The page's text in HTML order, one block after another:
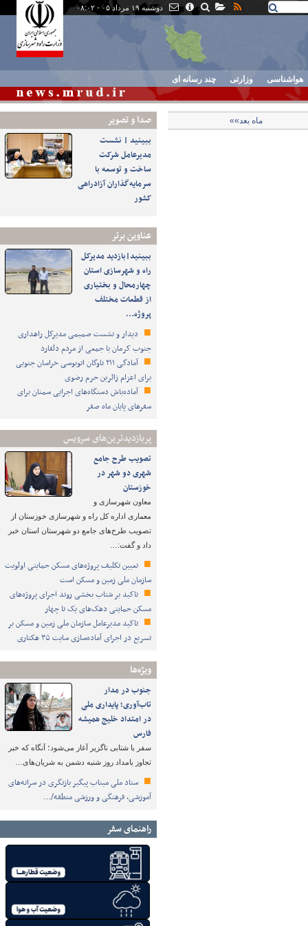
دوشنبه ۱۹ مرداد ۰۵ - ۰۸:۰۲
هواشناسی وزارتی چند رسانه ای
صدا و تصوير
ببینید | نشست
مدیرعامل شرکت
ساخت و توسعه با
سرمایه‌گذاران آزادراهی
کشور
عناوین برتر
ببینید|بازدید مدیرکل
راه و شهرسازی استان
چهارمحال و بختیاری
از قطعات مختلف
پروژه…
دیدار و نشست صمیمی مدیرکل راهداری
جنوب کرمان با جمعی از مردم دلفارد
آمادگی ۲۱۱ ناوگان اتوبوسی خراسان جنوبی
برای اعزام زائرین حرم رضوی
آماده‌باش دستگاه‌های اجرایی سمنان برای
سفرهای پایان ماه صفر
پربازدیدترین‌های سرویس
تصویب طرح‌ جامع
شهری دو شهر در
خوزستان
معاون شهرسازی و
معماری اداره کل راه و شهرسازی خوزستان از
تصویب طرح‌های جامع دو شهرستان استان خبر
داد و گفت:…
تعیین تکلیف پروژه‌های مسکن حمایتی اولویت
سازمان ملی زمین و مسکن است
تاکید بر شتاب ‌بخشی روند اجرای پروژه‌های
مسکن حمایتی دهک‌های یک تا چهار
تاکید مدیرعامل سازمان ملی زمین و مسکن بر
تسریع در اجرای آماده‌سازی سایت ۳۵ هکتاری
ویژه‌ها
جنوب در مدار
تاب‌آوری؛ پایداری ملی
در امتداد خلیج همیشه
فارس
سفر با شتابی ناگزیر آغاز می‌شود؛ آنگاه که خبر
تجاوز بامداد روز شنبه دشمن به شریان‌های…
ستاد ملی میناب پیگیر بازنگری در سرانه‌های
آموزشی، فرهنگی و ورزشی منطقه/…
راهنمای سفر
ماه بعد»»